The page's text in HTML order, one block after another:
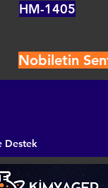
HM-1405
Nobiletin
Destek